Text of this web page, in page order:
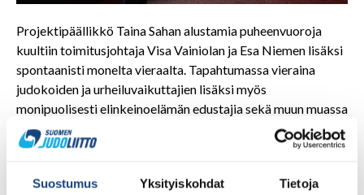
Suostumus Yksityiskohdat Tietoja
Projektipäällikkö Taina Sahan alustamia puheenvuoroja
kuultiin toimitusjohtaja Visa Vainiolan ja Esa Niemen lisäksi
spontaanisti monelta vieraalta. Tapahtumassa vieraina
judokoiden ja urheiluvaikuttajien lisäksi myös
monipuolisesti elinkeinoelämän edustajia sekä muun muassa
Lempäälän kunnanvaltuuston puheenjohtaja Jocka
Träskbäck sekä kunnanjohtaja Heidi Rämö, joka piti myös
Kirvesklubin Tatu Rouvali puolestaan kertoi ilahduttavia